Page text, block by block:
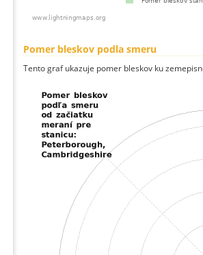
Pomer bleskov podla smeru
Tento graf ukazuje pomer bleskov ku